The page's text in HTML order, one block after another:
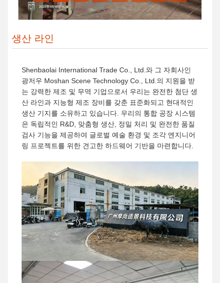
생산 라인
Shenbaolai International Trade Co., Ltd.와 그 자회사인
광저우 Moshan Scene Technology Co., Ltd.의 지원을 받
는 강력한 제조 및 무역 기업으로서 우리는 완전한 첨단 생
산 라인과 지능형 제조 장비를 갖춘 표준화되고 현대적인
생산 기지를 소유하고 있습니다. 우리의 통합 공장 시스템
은 독립적인 R&D, 맞춤형 생산, 정밀 처리 및 완전한 품질
검사 기능을 제공하여 글로벌 예술 환경 및 조각 엔지니어
링 프로젝트를 위한 견고한 하드웨어 기반을 마련합니다.